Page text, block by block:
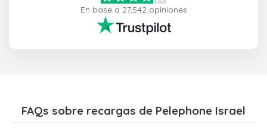
En base a 27,542 opiniones
FAQs sobre recargas de Pelephone Israel